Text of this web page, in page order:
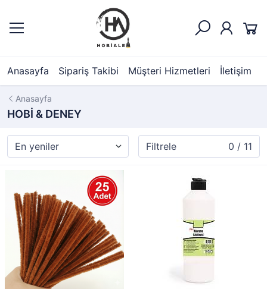
Anasayfa Sipariş Takibi Müşteri Hizmetleri İletişim
Anasayfa
HOBİ & DENEY
Filtrele 0 / 11